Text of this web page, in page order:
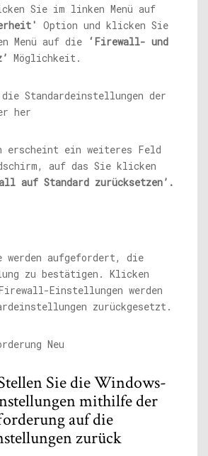
Sie im linken Menü auf
Option und klicken Sie
Menü auf die ‘Firewall- und
Möglichkeit.
erscheint ein weiteres Feld
auf das Sie klicken
auf Standard zurücksetzen’.
aufgefordert, die
zu bestätigen. Klicken
Einstellungen werden
zurückgesetzt.
Sie die Windows-
mithilfe der
auf die
zurück